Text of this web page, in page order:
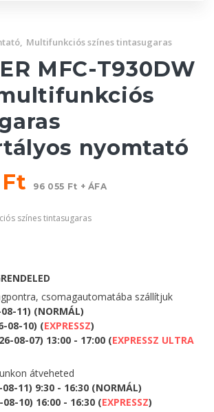
Multifunkciós színes tintasugaras
MFC-T930DW
nyomtató
Ft
96 055 Ft + ÁFA
színes tintasugaras
csomagautomatába szállítjuk
08-11) (NORMÁL)
08-10) (EXPRESSZ)
08-07) 13:00 - 17:00 (EXPRESSZ ULTRA
átveheted
08-11) 9:30 - 16:30 (NORMÁL)
08-10) 16:00 - 16:30 (EXPRESSZ)